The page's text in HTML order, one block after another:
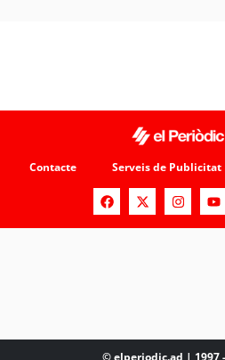
Contacte Serveis de Publicitat
© elperiodic.ad | 1997